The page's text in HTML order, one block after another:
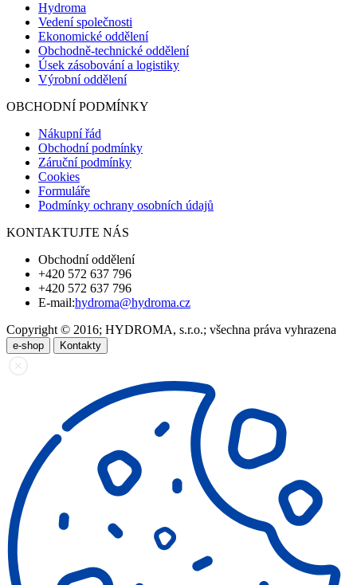
Hydroma
Vedení společnosti
Ekonomické oddělení
Obchodně-technické oddělení
Úsek zásobování a logistiky
Výrobní oddělení
OBCHODNÍ PODMÍNKY
Nákupní řád
Obchodní podmínky
Záruční podmínky
Cookies
Formuláře
Podmínky ochrany osobních údajů
KONTAKTUJTE NÁS
Obchodní oddělení
+420 572 637 796
+420 572 637 796
E-mail:hydroma@hydroma.cz
Copyright © 2016; HYDROMA, s.r.o.; všechna práva vyhrazena
e-shop Kontakty